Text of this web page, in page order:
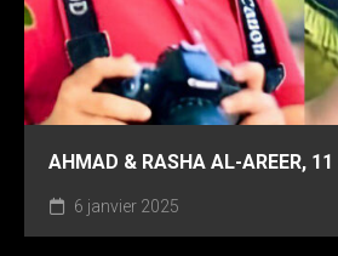
AHMAD & RASHA AL-AREER,
6 janvier 2025